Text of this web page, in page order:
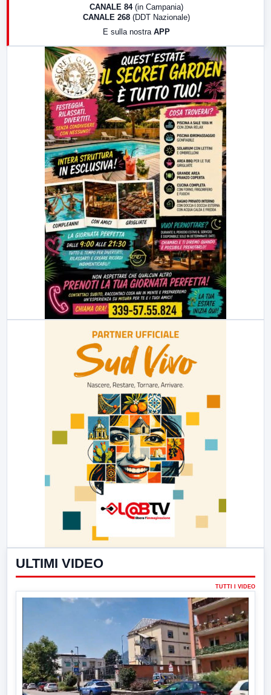
LabNews (replica)
CANALE 84 (in Campania)
CANALE 268 (DDT Nazionale)
E sulla nostra APP
ULTIMI VIDEO
TUTTI I VIDEO